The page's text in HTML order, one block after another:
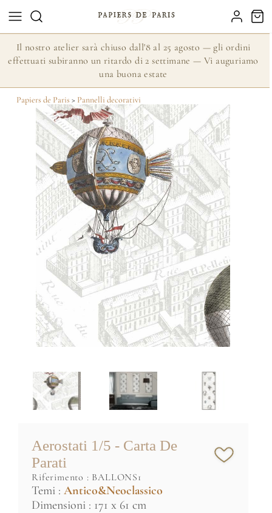
Il nostro atelier sarà chiuso dall'8 al 25 agosto — gli ordini
effettuati subiranno un ritardo di 2 settimane — Vi auguriamo
una buona estate
Papiers de Paris > Pannelli decorativi
Aerostati 1/5 - Carta De
Parati
riferimento : BALLONS1
Temi :Antico&Neoclassico
Dimensioni : 171 x 61 cm